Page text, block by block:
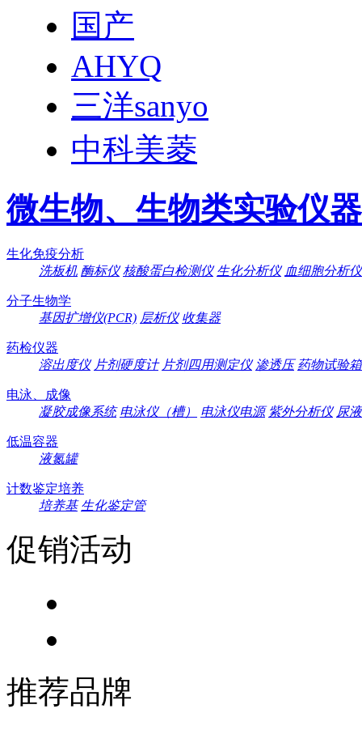
国产
AHYQ
三洋sanyo
中科美菱
微生物、生物类实验仪器
生化免疫分析
洗板机 酶标仪 核酸蛋白检测仪 生化分析仪 血细胞分析仪
分子生物学
基因扩增仪(PCR) 层析仪 收集器
药检仪器
溶出度仪 片剂硬度计 片剂四用测定仪 渗透压 药物试验箱
电泳、成像
凝胶成像系统 电泳仪（槽） 电泳仪电源 紫外分析仪 尿
低温容器
液氮罐
计数鉴定培养
培养基 生化鉴定管
促销活动
推荐品牌